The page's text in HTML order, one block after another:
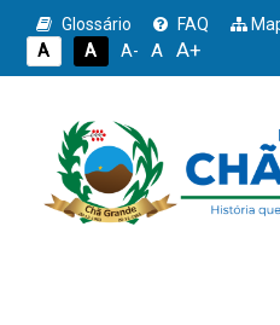
Glossário FAQ
A
A A- A A+